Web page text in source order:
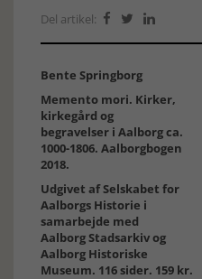
Del artikel:   
Bente Springborg
Memento mori. Kirker,
kirkegård og
begravelser i Aalborg ca.
1000-1806. Aalborgbogen
2018.
Udgivet af Selskabet for
Aalborgs Historie i
samarbejde med
Aalborg Stadsarkiv og
Aalborg Historiske
Museum. 116 sider. 159 kr.